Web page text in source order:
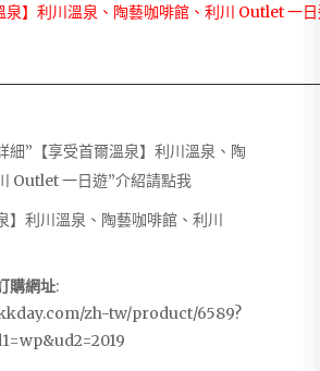
泉】利川溫泉、陶藝咖啡館、利川 Outlet 一
”【享受首爾溫泉】利川溫泉、陶
Outlet 一日遊”介紹請點我
】利川溫泉、陶藝咖啡館、利川
購網址:
zh-tw/product/6589?